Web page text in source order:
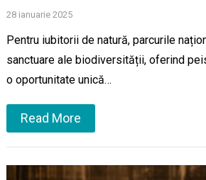
28 ianuarie 2025
Pentru iubitorii de natură, parcurile
sanctuare ale biodiversității, oferind
o oportunitate unică…
Read More